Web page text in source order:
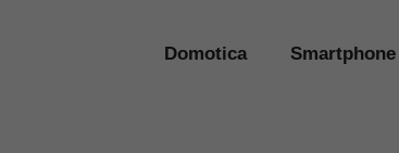
Domotica Smartphone